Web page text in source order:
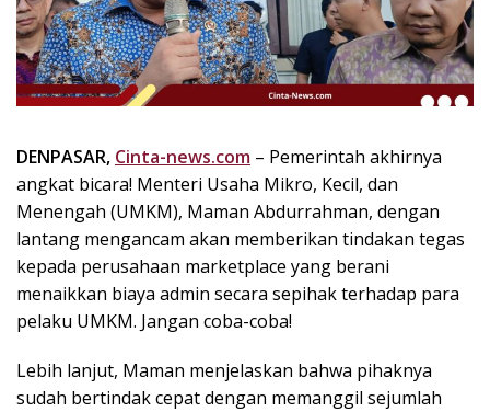
i
n
i
,
P
n
u
I
n
s
p
i
a
s
DENPASAR, Cinta-news.com – Pemerintah akhirnya
angkat bicara! Menteri Usaha Mikro, Kecil, dan
Menengah (UMKM), Maman Abdurrahman, dengan
lantang mengancam akan memberikan tindakan tegas
kepada perusahaan marketplace yang berani
menaikkan biaya admin secara sepihak terhadap para
pelaku UMKM. Jangan coba-coba!
Lebih lanjut, Maman menjelaskan bahwa pihaknya
sudah bertindak cepat dengan memanggil sejumlah